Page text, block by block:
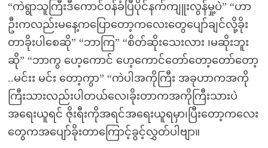
“ကဲရွာသူကြီးဒီကောင်ဝန်ခံပြီပိုင်နက်ကျူးလွန်မှု့ပဲ” “ဟာ
ဦးကလည်းမနေ့ကပြောတော့ကလေးတွေပျော်ချင်လို့ခိုး
တာခိုးပါစေဆို” “ဘာကြ” “စိတ်ဆိုးသေးလား ၊မဆိုးဘူး
ဆို” “ဘာကွ ဟေ့ကောင် ဟေ့ကောင်တော်တော့တော်တော့
..မင်းး မင်း တော့ကွာ” “ကဲပါအကိုကြီး အခုဟာကအကို
ကြီးသားလည်းပါတယ်လေ၊ခိုးတာကအကိုကြီးသားပဲ
အရေးယူရင် ဇိုးရီးကိုအရင်အရေးယူရမှာ၊ပြီးတော့ကလေး
တွေကအပျော်ခိုးတာကြောင့်ခွင့်လွှတ်ပါဗျာ။